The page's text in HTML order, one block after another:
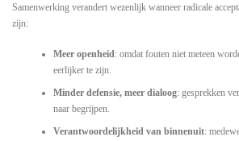
Samenwerking verandert wezenlijk wanneer radicale
zijn:
Meer openheid: omdat fouten niet meteen
eerlijker te zijn.
Minder defensie, meer dialoog: gesprekken
naar begrijpen.
Verantwoordelijkheid van binnenuit: